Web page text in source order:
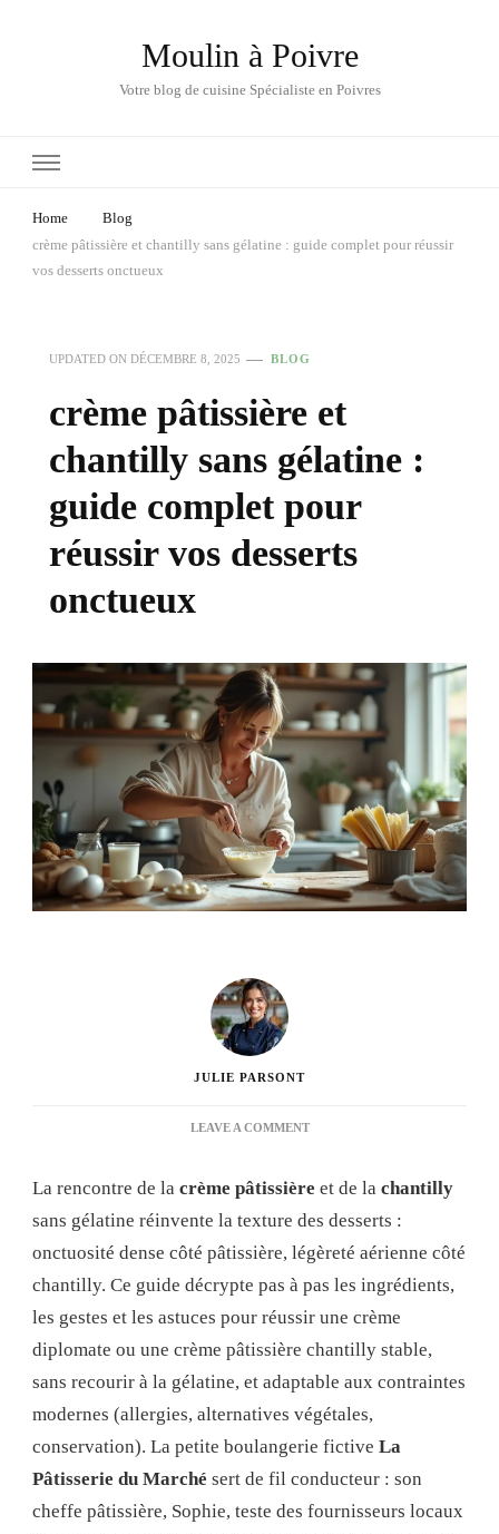
Moulin à Poivre
Votre blog de cuisine Spécialiste en Poivres
Home
Blog
crème pâtissière et chantilly sans gélatine : guide complet pour réussir
vos desserts onctueux
UPDATED ON DÉCEMBRE 8, 2025 BLOG
crème pâtissière et
chantilly sans gélatine :
guide complet pour
réussir vos desserts
onctueux
JULIE PARSONT
LEAVE A COMMENTON
ET
CHANTILLY
GÉLATINE
GUIDE
COMPLET
RÉUSSIR
VOS
ONCTUEUX
La rencontre de la crème pâtissière et de la chantilly
sans gélatine réinvente la texture des desserts :
onctuosité dense côté pâtissière, légèreté aérienne côté
chantilly. Ce guide décrypte pas à pas les ingrédients,
les gestes et les astuces pour réussir une crème
diplomate ou une crème pâtissière chantilly stable,
sans recourir à la gélatine, et adaptable aux contraintes
modernes (allergies, alternatives végétales,
conservation). La petite boulangerie fictive La
Pâtisserie du Marché sert de fil conducteur : son
cheffe pâtissière, Sophie, teste des fournisseurs locaux